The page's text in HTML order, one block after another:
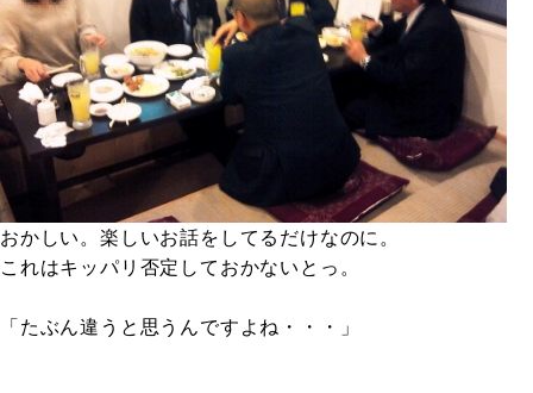
おかしい。楽しいお話をしてるだけなのに。
これはキッパリ否定しておかないとっ。
「たぶん違うと思うんですよね・・・」